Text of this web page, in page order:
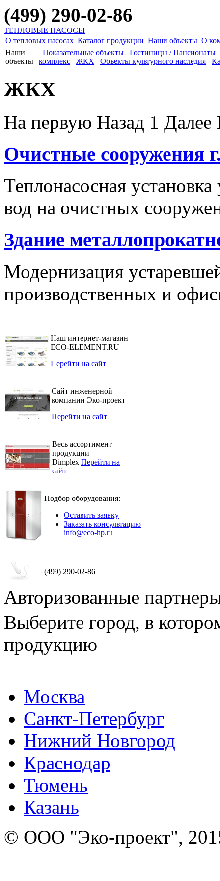
(499) 290-02-86
ТЕПЛОВЫЕ НАСОСЫ
О тепловых насосах Каталог продукции Наши объекты О
Наши
объекты
Показательные объекты
Гостиницы / Пансионаты
комплекс
ЖКХ Объекты культурного наследия
ЖКХ
На первую Назад 1 Далее
Очистные сооружения
Теплонасосная
вод на очистных
Здание
Модернизация
производственных и
Наш интернет-магазин
ECO-ELEMENT.RU
Перейти на сайт
Сайт инженерной
компании Эко-проект
Перейти на сайт
Весь ассортимент
продукции
Dimplex Перейти на
сайт
Подбор оборудования:
Оставить заявку
Заказать консультацию
info@eco-hp.ru
(499) 290-02-86
Авторизованные
Выберите город, в
продукцию
Москва
Санкт-Петербург
Нижний Новгород
Краснодар
Тюмень
Казань
© ООО "Эко-проект",